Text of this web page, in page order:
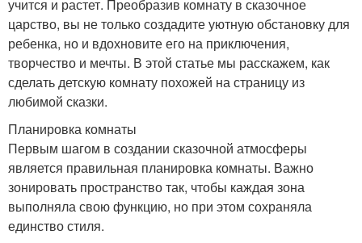
учится и растет. Преобразив комнату в сказочное
царство, вы не только создадите уютную обстановку для
ребенка, но и вдохновите его на приключения,
творчество и мечты. В этой статье мы расскажем, как
сделать детскую комнату похожей на страницу из
любимой сказки.
Планировка комнаты
Первым шагом в создании сказочной атмосферы
является правильная планировка комнаты. Важно
зонировать пространство так, чтобы каждая зона
выполняла свою функцию, но при этом сохраняла
единство стиля.